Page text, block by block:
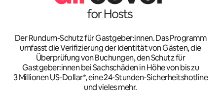
Der Rundum-Schutz für Gastgeber:innen. Das Programm
umfasst die Verifizierung der Identität von Gästen, die
Überprüfung von Buchungen, den Schutz für
Gastgeber:innen bei Sachschäden in Höhe von bis zu
3 Millionen US-Dollar*, eine 24-Stunden-Sicherheitshotline
und vieles mehr.